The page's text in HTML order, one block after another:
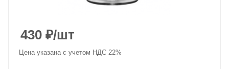
430 ₽/шт
Цена указана с учетом НДС 22%